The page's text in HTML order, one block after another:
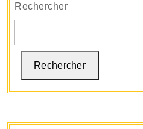
Rechercher
Rechercher